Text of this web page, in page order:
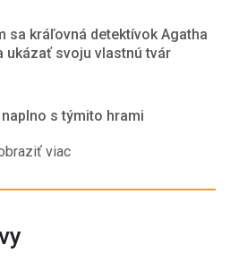
sa kráľovná detektívok Agatha
ukázať svoju vlastnú tvár
s týmito hrami
viac